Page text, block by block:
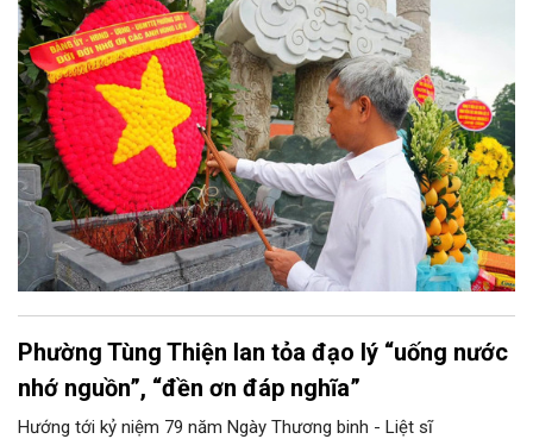
văn minh nói riêng.
Phường Tùng Thiện lan tỏa đạo lý “uống nước
nhớ nguồn”, “đền ơn đáp nghĩa”
Hướng tới kỷ niệm 79 năm Ngày Thương binh - Liệt sĩ